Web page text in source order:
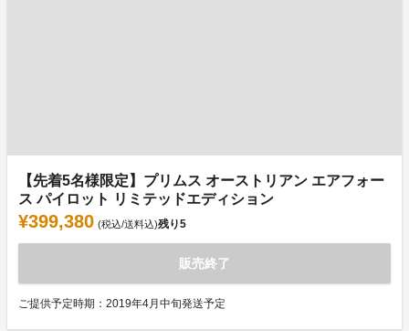
【先着5名様限定】プリムス オーストリアン エアフォー
ス パイロット リミテッドエディション
¥399,380 (税込/送料込)残り5
販売終了
ご提供予定時期：2019年4月中旬発送予定